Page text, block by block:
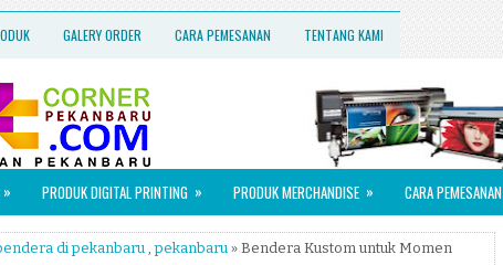
GALERY ORDER CARA PEMESANAN TENTANG KAMI
» PRODUK DIGITAL PRINTING » PRODUK MERCHANDISE » CARA PEMESANAN
di pekanbaru ,pekanbaru » Bendera Kustom untuk Momen